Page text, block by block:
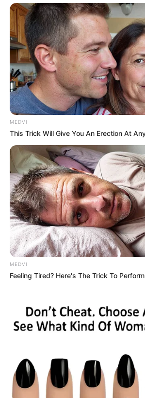
MEDVI
This Trick Will Give You An Erection At
MEDVI
Feeling Tired? Here's The Trick To